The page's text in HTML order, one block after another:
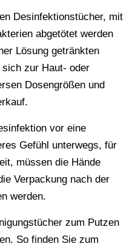
Desinfektionstücher, mit
abgetötet werden
Lösung getränkten
zur Haut- oder
Dosengrößen und
vor eine
Gefühl unterwegs, für
müssen die Hände
Verpackung nach der
werden.
zum Putzen
So finden Sie zum